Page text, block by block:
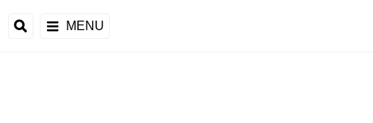
MENU